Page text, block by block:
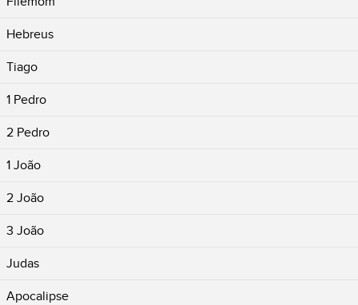
Hebreus
Tiago
1 Pedro
2 Pedro
1 João
2 João
3 João
Judas
Apocalipse